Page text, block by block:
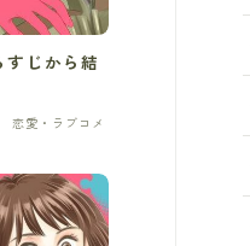
すじから結
恋愛・ラブコメ